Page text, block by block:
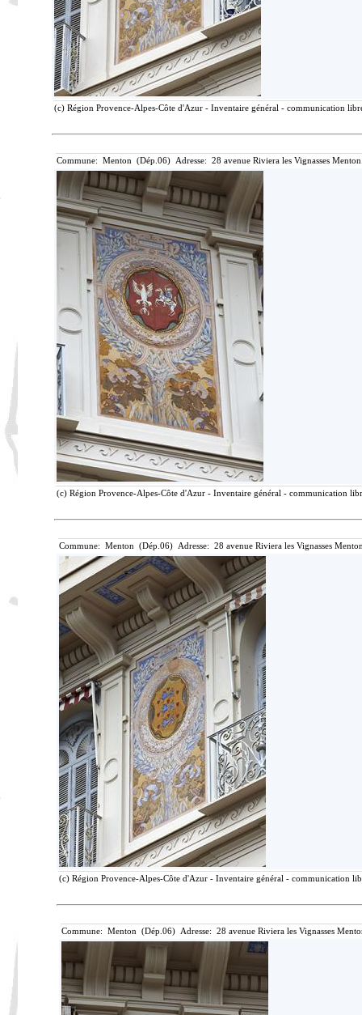
(c) Région Provence-Alpes-Côte d'Azur - Inventaire général - communication
Commune: Menton (Dép.06) Adresse: 28 avenue Riviera les Vignasses
(c) Région Provence-Alpes-Côte d'Azur - Inventaire général - communication
Commune: Menton (Dép.06) Adresse: 28 avenue Riviera les Vignasses
(c) Région Provence-Alpes-Côte d'Azur - Inventaire général - communication
Commune: Menton (Dép.06) Adresse: 28 avenue Riviera les Vignasses